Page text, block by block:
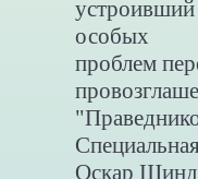
устроивший
особых
проблем
Оскар